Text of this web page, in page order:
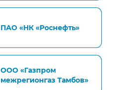
ПАО «НК «Роснефть»
ООО «Газпром
межрегионгаз Тамбов»